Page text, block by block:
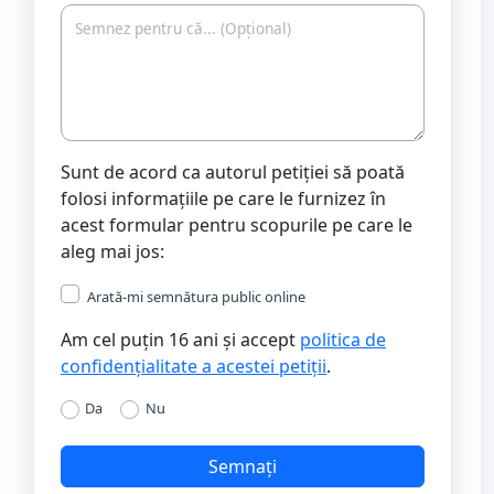
Sunt de acord ca autorul petiției să poată
folosi informațiile pe care le furnizez în
acest formular pentru scopurile pe care le
aleg mai jos:
Arată-mi semnătura public online
Am cel puțin 16 ani și accept politica de
confidențialitate a acestei petiții.
Da Nu
Semnați